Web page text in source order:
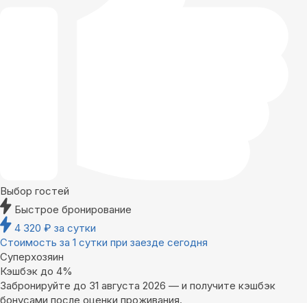
Выбор гостей
Быстрое бронирование
4 320 ₽ за сутки
Стоимость за 1 сутки при заезде сегодня
Суперхозяин
Кэшбэк до 4%
Забронируйте до 31 августа 2026 — и получите кэшбэк
бонусами после оценки проживания.